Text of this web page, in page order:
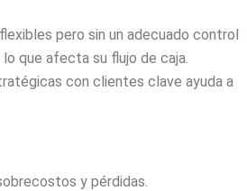
pero sin un adecuado control
que afecta su flujo de caja.
con clientes clave ayuda a
y pérdidas.